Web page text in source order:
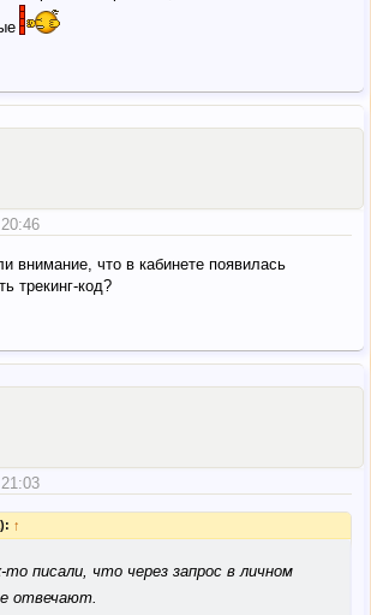
внимание, что в кабинете появилась
трекинг-код?
↑
писали, что через запрос в личном
отвечают.